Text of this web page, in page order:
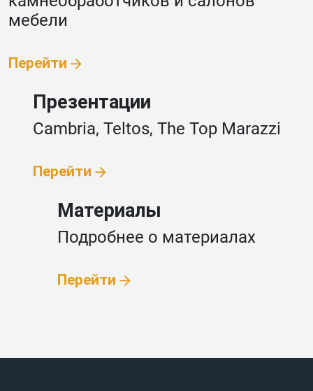
мебели
Перейти
Презентации
Cambria, Teltos, The Top Marazzi
Перейти
Материалы
Подробнее о материалах
Перейти